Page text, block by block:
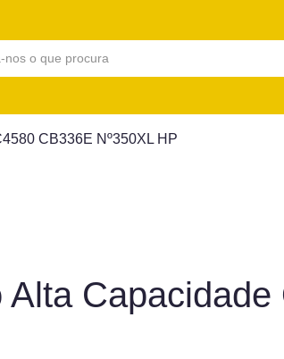
CB336E Nº350XL HP